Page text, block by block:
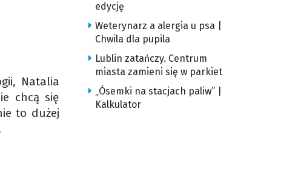
Natalia
chcą się
to dużej
edycję
Weterynarz a alergia u psa |
Chwila dla pupila
Lublin zatańczy. Centrum
miasta zamieni się w parkiet
„Ósemki na stacjach paliw” |
Kalkulator